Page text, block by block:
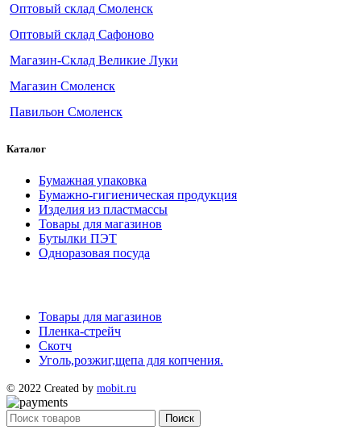
Оптовый склад Смоленск
Оптовый склад Сафоново
Магазин-Склад Великие Луки
Магазин Смоленск
Павильон Смоленск
Каталог
Бумажная упаковка
Бумажно-гигиеническая продукция
Изделия из пластмассы
Товары для магазинов
Бутылки ПЭТ
Одноразовая посуда
Товары для магазинов
Пленка-стрейч
Скотч
Уголь,розжиг,щепа для копчения.
© 2022 Created by mobit.ru
Поиск